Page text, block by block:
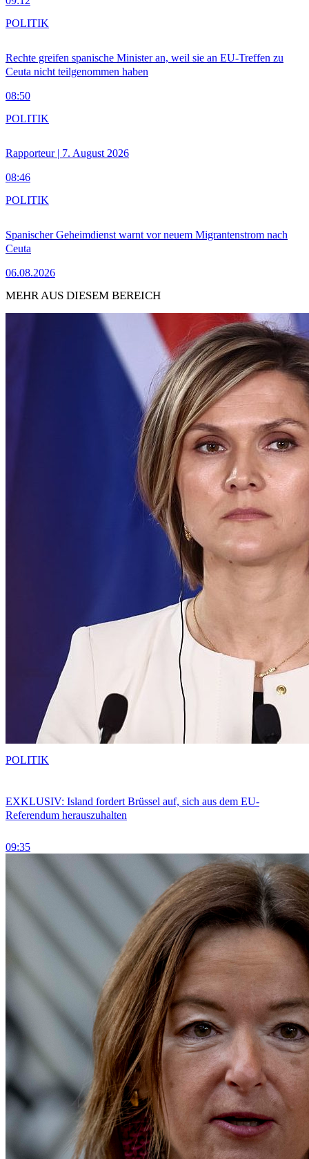
Rechte greifen spanische Minister an, weil sie an EU-Treffen zu
Ceuta nicht teilgenommen haben
08:50
POLITIK
Rapporteur | 7. August 2026
08:46
POLITIK
Spanischer Geheimdienst warnt vor neuem Migrantenstrom nach
Ceuta
06.08.2026
POLITIK
MEHR AUS DIESEM BEREICH
EXKLUSIV: Island fordert Brüssel auf, sich aus dem EU-
Referendum herauszuhalten
09:35
POLITIK